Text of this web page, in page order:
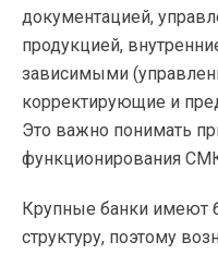
документацией,
продукцией,
зависимыми
корректирующие и
Это важно понимать
функционирования
Крупные банки
структуру, поэтому